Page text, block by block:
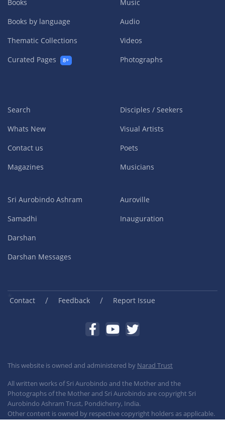
Books
Books by language
Thematic Collections
Curated Pages
8+
Music
Audio
Videos
Photographs
Search
Whats New
Contact us
Magazines
Disciples / Seekers
Visual Artists
Poets
Musicians
Sri Aurobindo Ashram
Samadhi
Darshan
Darshan Messages
Auroville
Inauguration
Contact / Feedback / Report Issue
This website is owned and administered by Narad Trust
All written works of Sri Aurobindo and the Mother and the
Photographs of the Mother and Sri Aurobindo are copyright Sri
Aurobindo Ashram Trust, Pondicherry, India.
Other content is owned by respective copyright holders as applicable.